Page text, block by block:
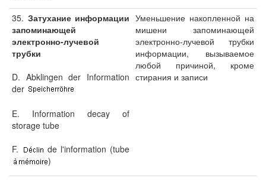
35. Затухание информации
запоминающей
электронно-лучевой
трубки
D. Abklingen der Information
der
E. Information decay of
storage tube
F.
de l'information (tube
)
Уменьшение накопленной на
мишени запоминающей
электронно-лучевой трубки
информации, вызываемое
любой причиной, кроме
стирания и записи